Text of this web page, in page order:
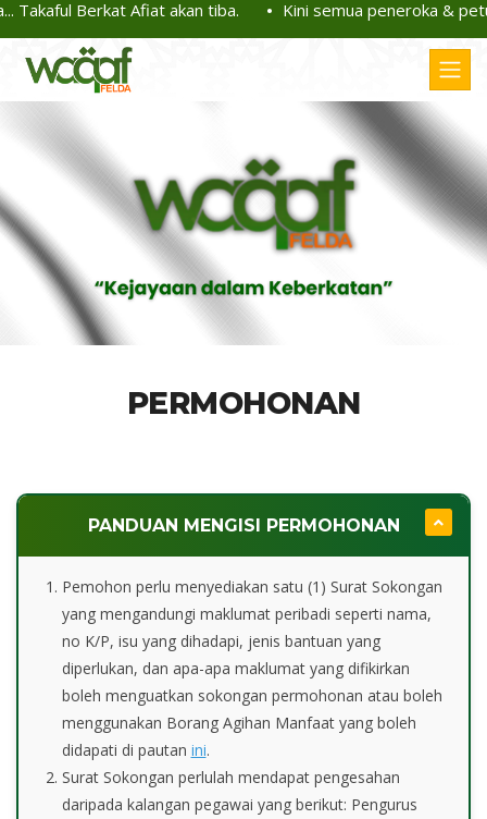
Berkat Afiat akan tiba. Kini semua peneroka &
PERMOHONAN
PANDUAN MENGISI PERMOHONAN
Pemohon perlu menyediakan satu (1) Surat Sokongan
yang mengandungi maklumat peribadi seperti nama,
no K/P, isu yang dihadapi, jenis bantuan yang
diperlukan, dan apa-apa maklumat yang difikirkan
boleh menguatkan sokongan permohonan atau boleh
menggunakan Borang Agihan Manfaat yang boleh
didapati di pautan ini.
Surat Sokongan perlulah mendapat pengesahan
daripada kalangan pegawai yang berikut: Pengurus